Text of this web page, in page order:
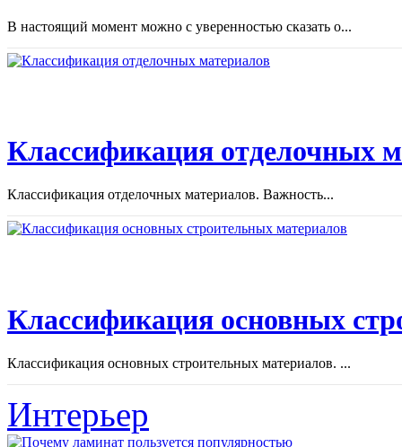
В настоящий момент можно с уверенностью сказать о...
Классификация отделочных
Классификация отделочных материалов. Важность...
Классификация основных
Классификация основных строительных материалов. ...
Интерьер